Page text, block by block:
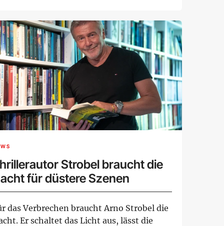
Strobel braucht die
für düstere Szenen
das Verbrechen braucht Arno Strobel die
Er schaltet das Licht aus, lässt die